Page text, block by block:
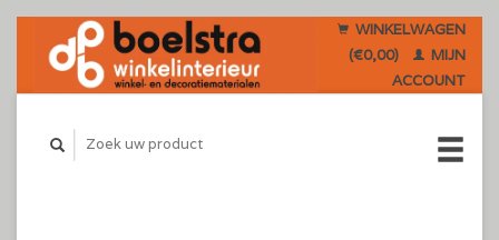
WINKELWAGEN
(€0,00)
MIJN
ACCOUNT